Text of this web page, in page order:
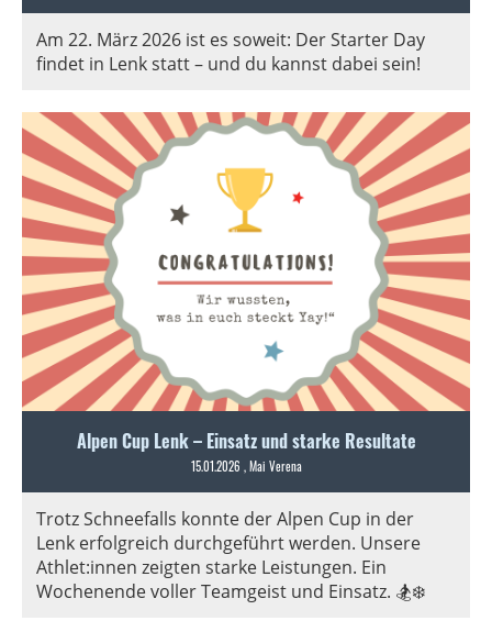
Am 22. März 2026 ist es soweit: Der Starter Day
findet in Lenk statt – und du kannst dabei sein!
Alpen Cup Lenk – Einsatz und starke Resultate
15.01.2026 , Mai Verena
Trotz Schneefalls konnte der Alpen Cup in der
Lenk erfolgreich durchgeführt werden. Unsere
Athlet:innen zeigten starke Leistungen. Ein
Wochenende voller Teamgeist und Einsatz. 🏂❄️